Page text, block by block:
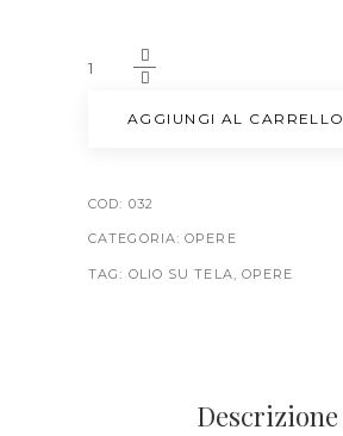
Al
BalloAGGIUNGI AL CARRELLO
COD: 032
CATEGORIA:OPERE
TAG: OLIO SU TELA, OPERE
Descrizione